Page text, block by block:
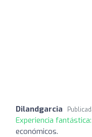
Dilandgarcia
Experiencia fantástica:
económicos.